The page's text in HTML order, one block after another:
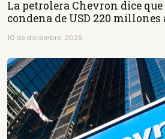
La petrolera Chevron dice
condena de USD 220 millones
10 de diciembre, 2025